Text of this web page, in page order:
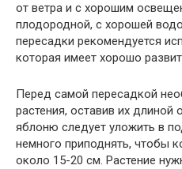
от ветра и с хорошим
плодородной, с хорошей
пересадки рекомендуется
которая имеет хорошо
Перед самой пересадкой
растения, оставив их длиной
яблоню следует уложить в
немного приподнять, чтобы
около 15-20 см. Растение